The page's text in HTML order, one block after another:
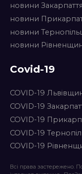
новини Закарпаття
новини
новини
новини
Covid-19
COVID-19
COVID-19
COVID-19
COVID-19
COVID-19
Всі права застережено.